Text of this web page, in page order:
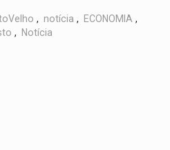
, notícia , ECONOMIA ,
, Notícia